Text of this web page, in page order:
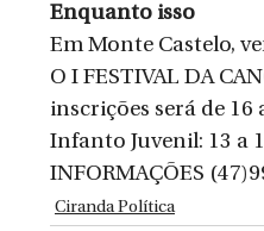
Enquanto isso
Em Monte Castelo,
O I FESTIVAL DA
inscrições será de 16
Infanto Juvenil: 13 a
INFORMAÇÕES
Ciranda Política